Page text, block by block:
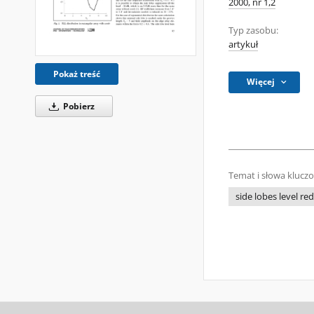
Pokaż treść
Pobierz
2000, nr 1,2
Typ zasobu:
artykuł
Więcej
Temat i słowa
side lobes level